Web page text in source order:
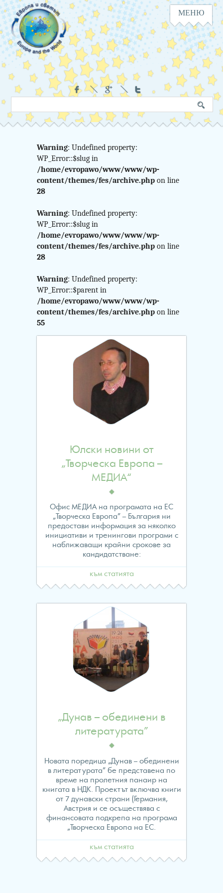
Навигация
МЕНЮ
Социални
в
сайта
дума
Warning:
Undefined
variable
$curr_category
in
/home/evropawo/www/
content/themes/fes/
on
line
Warning
read
"name"
on
in
/home/evropawo/www/
content/themes/fes/
Warning: Undefined property:
WP_Error::$slug in
/home/evropawo/www/www/wp-
content/themes/fes/archive.php on line
28
Warning: Undefined property:
WP_Error::$slug in
/home/evropawo/www/www/wp-
content/themes/fes/archive.php on line
28
Warning: Undefined property:
WP_Error::$parent in
/home/evropawo/www/www/wp-
content/themes/fes/archive.php on line
55
Юлски новини от
„Творческа Европа –
МЕДИА“
Офис МЕДИА на програмата на ЕС
„Творческа Европа” – България ни
предостави информация за няколко
инициативи и тренингови програми с
наближаващи крайни срокове за
кандидатстване:
към статията
„Дунав – обединени в
литературата”
Новата поредица „Дунав – обединени
в литературата” бе представена по
време на пролетния панаир на
книгата в НДК. Проектът включва книги
от 7 дунавски страни (Германия,
Австрия и се осъществява с
финансовата подкрепа на програма
„Творческа Европа на ЕС.
към статията